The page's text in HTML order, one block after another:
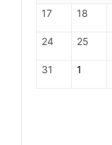
17 18
24 25
31 1